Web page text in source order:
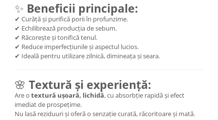
✨ Beneficii principale:
✔ Curăță și purifică porii în profunzime.
✔ Echilibrează producția de sebum.
✔ Răcorește și tonifică tenul.
✔ Reduce imperfecțiunile și aspectul lucios.
✔ Ideală pentru utilizare zilnică, dimineața și seara.
🌸 Textură și experiență:
Are o textură ușoară, lichidă, cu absorbție rapidă și efect
imediat de prospețime.
Nu lasă reziduuri și oferă o senzație curată, răcoritoare și mată.